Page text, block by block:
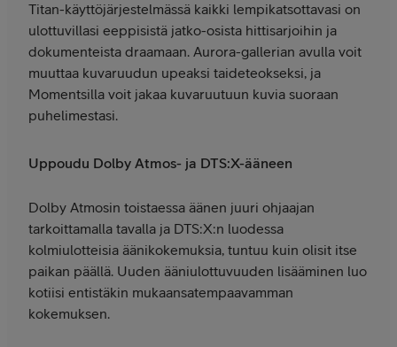
Titan-käyttöjärjestelmässä kaikki lempikatsottavasi on
ulottuvillasi eeppisistä jatko-osista hittisarjoihin ja
dokumenteista draamaan. Aurora-gallerian avulla voit
muuttaa kuvaruudun upeaksi taideteokseksi, ja
Momentsilla voit jakaa kuvaruutuun kuvia suoraan
puhelimestasi.
Uppoudu Dolby Atmos- ja DTS:X-ääneen
Dolby Atmosin toistaessa äänen juuri ohjaajan
tarkoittamalla tavalla ja DTS:X:n luodessa
kolmiulotteisia äänikokemuksia, tuntuu kuin olisit itse
paikan päällä. Uuden ääniulottuvuuden lisääminen luo
kotiisi entistäkin mukaansatempaavamman
kokemuksen.